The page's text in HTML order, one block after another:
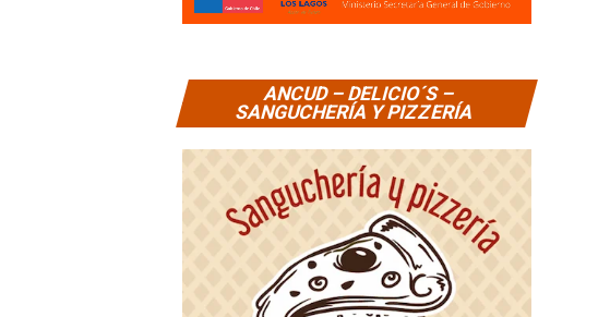
ANCUD – DELICIO´S –
SANGUCHERÍA Y PIZZERÍA